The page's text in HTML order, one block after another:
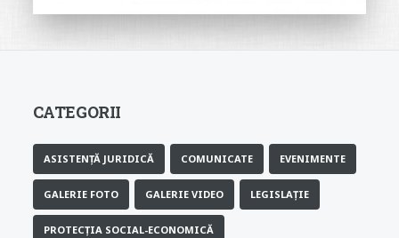
CATEGORII
ASISTENȚĂ JURIDICĂ COMUNICATE EVENIMENTE
GALERIE FOTO GALERIE VIDEO LEGISLAȚIE
PROTECȚIA SOCIAL-ECONOMICĂ